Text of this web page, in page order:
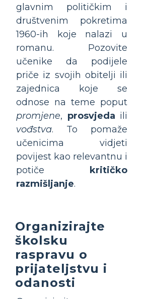
glavnim političkim i
društvenim pokretima
1960-ih koje nalazi u
romanu. Pozovite
učenike da podijele
priče iz svojih obitelji ili
zajednica koje se
odnose na teme poput
promjene, prosvjeda ili
vođstva. To pomaže
učenicima vidjeti
povijest kao relevantnu i
potiče
kritičko
razmišljanje.
Organizirajte
školsku
raspravu o
prijateljstvu i
odanosti